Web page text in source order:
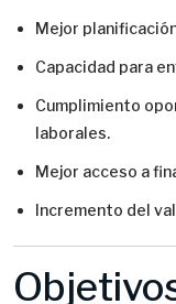
Mejor
Capacidad para
Cumplimiento
laborales.
Mejor acceso a
Incremento del